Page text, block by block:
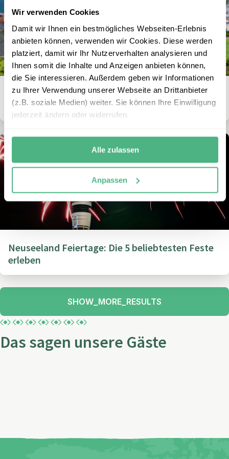
Wir verwenden Cookies
Damit wir Ihnen ein bestmögliches Webseiten-Erlebnis
anbieten können, verwenden wir Cookies. Diese werden
platziert, damit wir Ihr Nutzerverhalten analysieren und
Ihnen somit die Inhalte und Anzeigen anbieten können,
die Sie interessieren. Außerdem geben wir Informationen
zu Ihrer Verwendung unserer Webseite an Drittanbieter
(z.B. soziale Medien) weiter. Sie können Ihre Einwilligung
jederzeit ändern oder widerrufen.
Alle zulassen
Anpassen
Sehenswürdigkeiten Wellington: Ein Mix aus
(meinen) Highlights & Geheimtipps
Neuseeland Feiertage: Die 5 beliebtesten Feste
erleben
SHOW_MORE_RESULTS
Das sagen unsere Gäste